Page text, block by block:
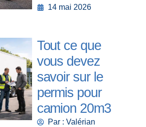
14 mai 2026
Tout ce que
vous devez
savoir sur le
permis pour
camion 20m3
Par : Valérian